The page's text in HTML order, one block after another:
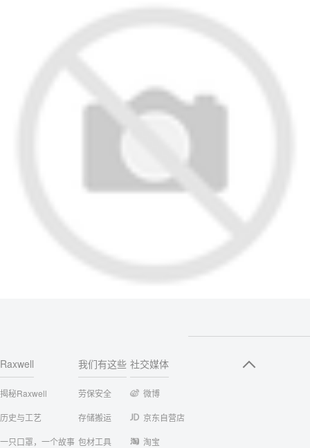
Raxwell
揭秘Raxwell
历史与工艺
一只口罩，一个故事
我们有这些
劳保安全
存储搬运
包材工具
社交媒体
微博
京东自营店
淘宝